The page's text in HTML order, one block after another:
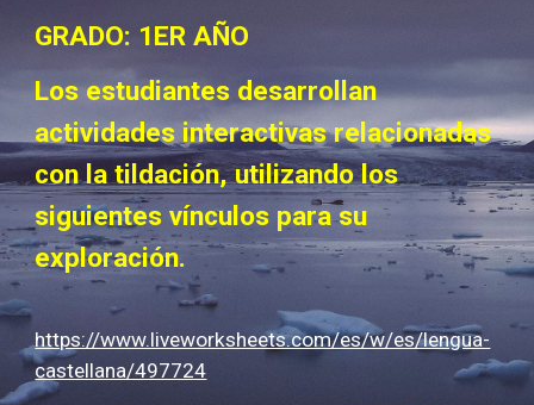
GRADO: 1ER AÑO
Los estudiantes desarrollan
actividades interactivas relacionadas
con la tildación, utilizando los
siguientes vínculos para su
exploración.
https://www.liveworksheets.com/es/w/es/lengua-
castellana/497724